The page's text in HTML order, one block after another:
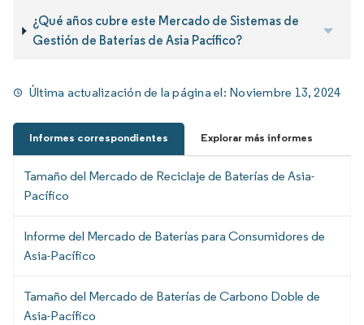
¿Qué años cubre este Mercado de Sistemas de
Gestión de Baterías de Asia Pacífico?
Última actualización de la página el: Noviembre 13, 2024
Informes correspondientes Explorar más informes
Tamaño del Mercado de Reciclaje de Baterías de Asia-
Pacífico
Informe del Mercado de Baterías para Consumidores de
Asia-Pacífico
Tamaño del Mercado de Baterías de Carbono Doble de
Asia-Pacífico